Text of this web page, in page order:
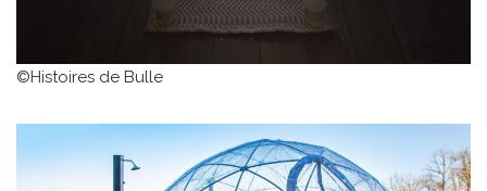
©Histoires de Bulle